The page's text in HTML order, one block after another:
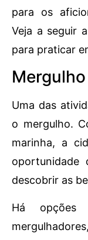
para os
Veja a seguir
para praticar
Mergulho
Uma das
o mergulho.
marinha, a
descobrir as
Há